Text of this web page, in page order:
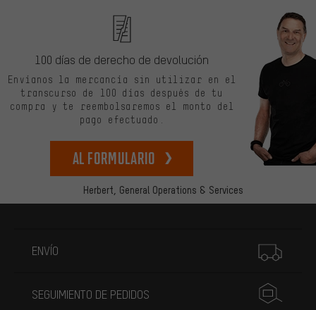
Herbert, General Operations & Services
100 días de derecho de devolución
Envíanos la mercancía sin utilizar en el
transcurso de 100 días después de tu
compra y te reembolsaremos el monto del
pago efectuado.
Al formulario
ENVÍO
SEGUIMIENTO DE PEDIDOS